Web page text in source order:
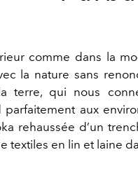
comme dans la
la nature sans
terre, qui nous
aux
rehaussée d’un
textiles en lin et laine